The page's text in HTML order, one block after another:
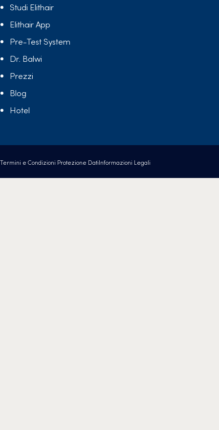
Studi Elithair
Elithair App
Pre-Test System
Dr. Balwi
Prezzi
Blog
Hotel
Termini e Condizioni Protezione DatiInformazioni Legali